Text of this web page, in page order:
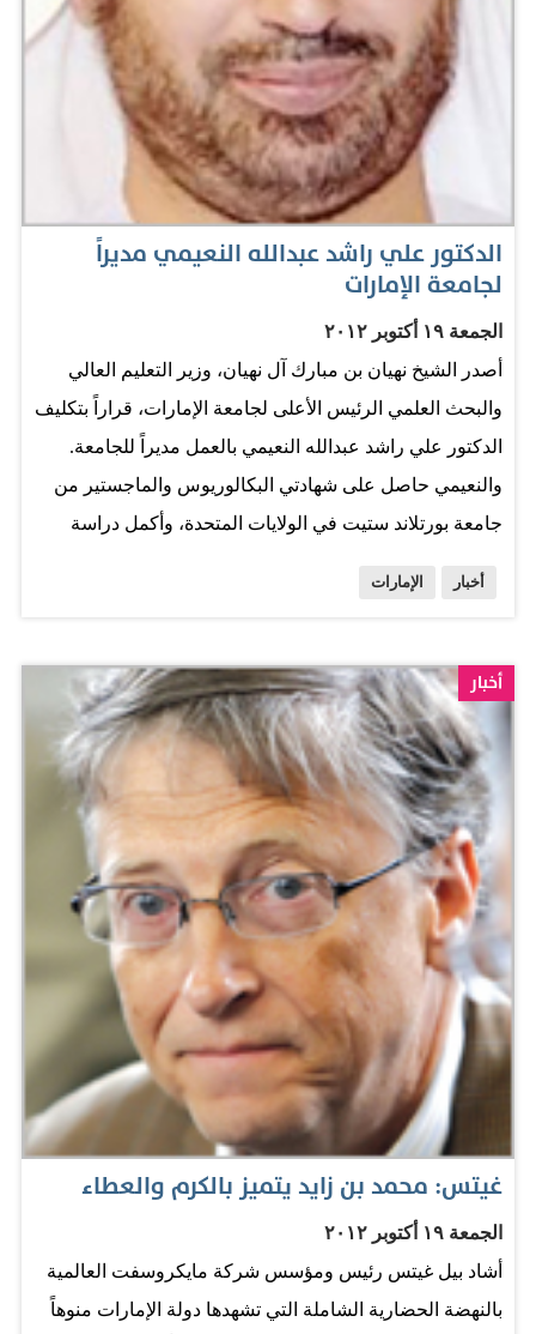
الدكتور علي راشد عبدالله النعيمي مديراً
لجامعة الإمارات
الجمعة ١٩ أكتوبر ٢٠١٢
أصدر الشيخ نهيان بن مبارك آل نهيان، وزير التعليم العالي
والبحث العلمي الرئيس الأعلى لجامعة الإمارات، قراراً بتكليف
الدكتور علي راشد عبدالله النعيمي بالعمل مديراً للجامعة.
والنعيمي حاصل على شهادتي البكالوريوس والماجستير من
جامعة بورتلاند ستيت في الولايات المتحدة، وأكمل دراسة
1992 إلى 1994 عمل مساعد عميد كلية التربية للبحث العلمي،
ومن 1994 وحتى 1999 تولى مهامه نائب مدير الجامعة لشؤون
الطلبة، ومن 1999 وحتى 2004 تولى منصب نائب مدير
الجامعة للشؤون الأكاديمية، ومن 2004 وحتى 2005 تولى
منصب نائب مدير الجامعة. وعين مستشاراً لوزير التربية
والتعليم، وعضواً في كثير من اللجان في ،2006 وكان من
أهمها عضو الهيئة العلمية لجائزة الشيخ زايد للكتاب. الدكتور
علي راشد النعيمي في "حديث الخليج" - انقر هنا لمشاهدة
الحلقة المصدر: الامارات اليوم
أخبار الإمارات
أخبار
غيتس: محمد بن زايد يتميز بالكرم والعطاء
الجمعة ١٩ أكتوبر ٢٠١٢
أشاد بيل غيتس رئيس ومؤسس شركة مايكروسفت العالمية
بالنهضة الحضارية الشاملة التي تشهدها دولة الإمارات منوهاً